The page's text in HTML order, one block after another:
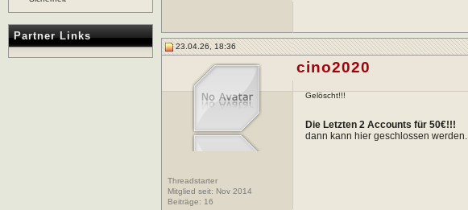
Partner Links
23.04.26, 18:36
Threadstarter
Mitglied seit: Nov 2014
Beiträge: 16
cino2020
Gelöscht!!!
Die Letzten 2 Accounts für 50€!!!
dann kann hier geschlossen werden.